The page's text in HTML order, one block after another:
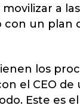
a
con un plan
los
el CEO de
Este es